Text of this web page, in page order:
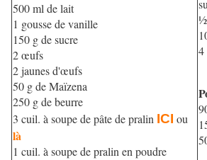
500 ml de lait
1 gousse de vanille
150 g de sucre
2 œufs
2 jaunes d'œufs
50 g de Maïzena
250 g de beurre
3 cuil. à soupe de pâte de pralin ICI ou
là
1 cuil. à soupe de pralin en poudre
½